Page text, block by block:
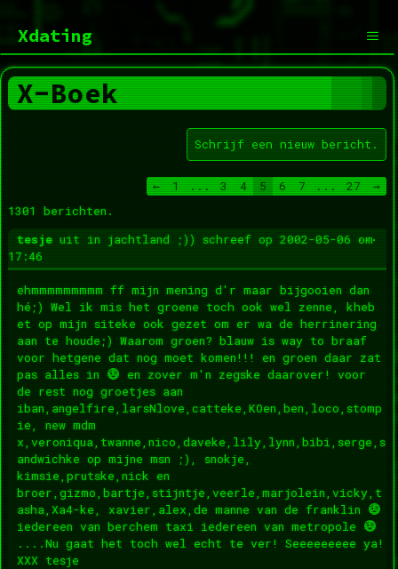
inhoud
Xdating
Menu
X-Boek
Navigatie
gastenboek-
← 1 ... 3 4 5 6 7 ... 27
→
1301 berichten.
tesje uit in jachtland ;)) schreef op 2002-05-06 om
17:46
ehmmmmmmmmm ff mijn mening d'r maar bijgooien dan
hé;) Wel ik mis het groene toch ook wel zenne, kheb
et op mijn siteke ook gezet om er wa de herrinering
aan te houde;) Waarom groen? blauw is way to braaf
voor hetgene dat nog moet komen!!! en groen daar zat
pas alles in
en zover m'n zegske daarover! voor
de rest nog groetjes aan
iban,angelfire,larsNlove,catteke,KOen,ben,loco,stomp
ie, new mdm
x,veroniqua,twanne,nico,daveke,lily,lynn,bibi,serge,s
andwichke op mijne msn ;), snokje,
kimsie,prutske,nick en
broer,gizmo,bartje,stijntje,veerle,marjolein,vicky,t
asha,Xa4-ke, xavier,alex,de manne van de franklin
iedereen van berchem taxi iedereen van metropole
....Nu gaat het toch wel echt te ver! Seeeeeeeee ya!
XXX tesje
...